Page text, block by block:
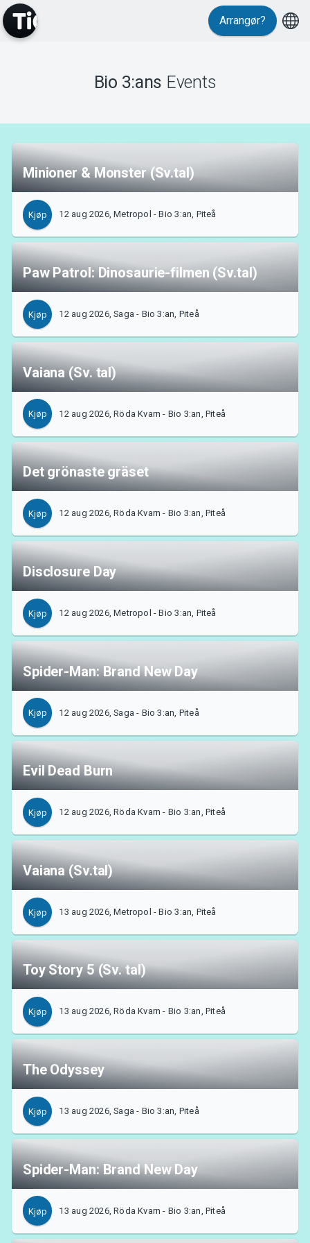
MyTickster
Support
Om Tickster
Arrangør?
Bio 3:ans Events
Minioner & Monster (Sv.tal)
Kjøp 12 aug 2026, Metropol - Bio 3:an, Piteå
Paw Patrol: Dinosaurie-filmen (Sv.tal)
Kjøp 12 aug 2026, Saga - Bio 3:an, Piteå
Vaiana (Sv. tal)
Kjøp 12 aug 2026, Röda Kvarn - Bio 3:an, Piteå
Det grönaste gräset
Kjøp 12 aug 2026, Röda Kvarn - Bio 3:an, Piteå
Disclosure Day
Kjøp 12 aug 2026, Metropol - Bio 3:an, Piteå
Spider-Man: Brand New Day
Kjøp 12 aug 2026, Saga - Bio 3:an, Piteå
Evil Dead Burn
Kjøp 12 aug 2026, Röda Kvarn - Bio 3:an, Piteå
Vaiana (Sv.tal)
Kjøp 13 aug 2026, Metropol - Bio 3:an, Piteå
Toy Story 5 (Sv. tal)
Kjøp 13 aug 2026, Röda Kvarn - Bio 3:an, Piteå
The Odyssey
Kjøp 13 aug 2026, Saga - Bio 3:an, Piteå
Spider-Man: Brand New Day
Kjøp 13 aug 2026, Röda Kvarn - Bio 3:an, Piteå